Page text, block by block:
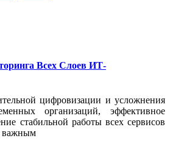
Всех Слоев ИТ-
цифровизации и усложнения
организаций, эффективное
стабильной работы всех сервисов
важным